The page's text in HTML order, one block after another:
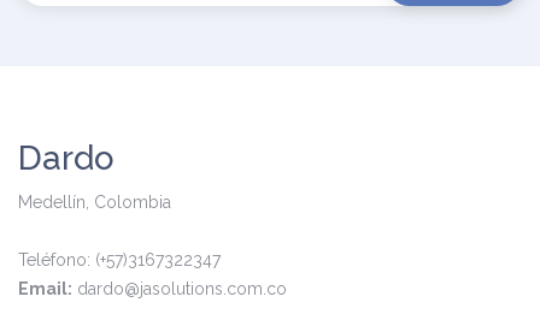
Dardo
Medellín, Colombia
Teléfono: (+57)3167322347
Email: dardo@jasolutions.com.co